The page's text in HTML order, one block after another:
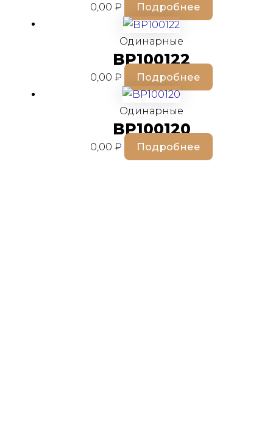
0,00₽ Подробнее
Одинарные
BP100122
0,00₽ Подробнее
Одинарные
BP100120
0,00₽ Подробнее